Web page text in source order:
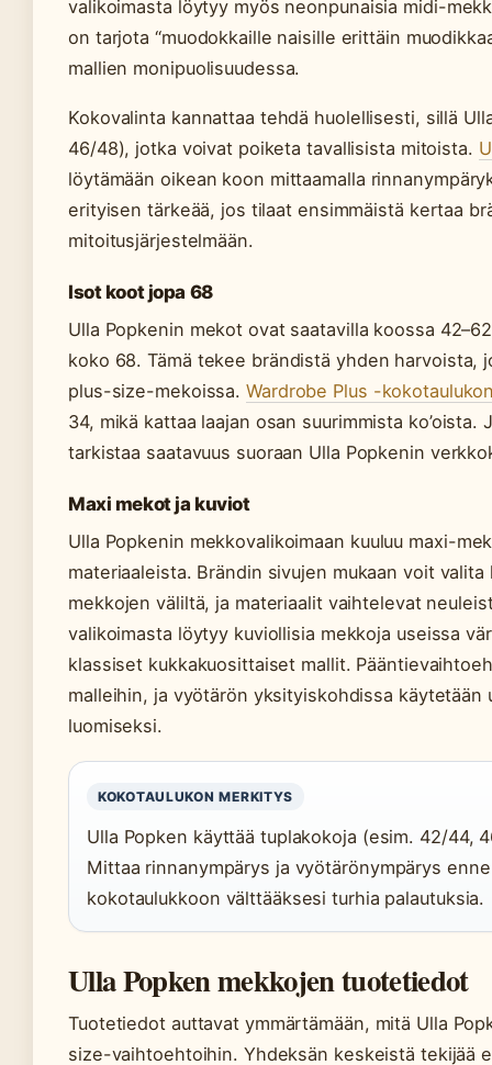
valikoimasta löytyy myös neonpunaisia midi-
on tarjota “muodokkaille naisille erittäin
mallien monipuolisuudessa.
Kokovalinta kannattaa tehdä huolellisesti, sillä
46/48), jotka voivat poiketa tavallisista mitoista.
löytämään oikean koon mittaamalla
erityisen tärkeää, jos tilaat ensimmäistä kertaa
mitoitusjärjestelmään.
Isot koot jopa 68
Ulla Popkenin mekot ovat saatavilla koossa
koko 68. Tämä tekee brändistä yhden harvoista,
plus-size-mekoissa. Wardrobe Plus -
34, mikä kattaa laajan osan suurimmista
tarkistaa saatavuus suoraan Ulla Popkenin
Maxi mekot ja kuviot
Ulla Popkenin mekkovalikoimaan kuuluu maxi-
materiaaleista. Brändin sivujen mukaan voit
mekkojen väliltä, ja materiaalit vaihtelevat
valikoimasta löytyy kuviollisia mekkoja useissa
klassiset kukkakuosittaiset mallit.
malleihin, ja vyötärön yksityiskohdissa
luomiseksi.
KOKOTAULUKON MERKITYS
Ulla Popken käyttää tuplakokoja (esim. 42/44,
Mittaa rinnanympärys ja vyötärönympärys
kokotaulukkoon välttääksesi turhia palautuksia.
Ulla Popken mekkojen tuotetiedot
Tuotetiedot auttavat ymmärtämään, mitä Ulla
size-vaihtoehtoihin. Yhdeksän keskeistä tekijää